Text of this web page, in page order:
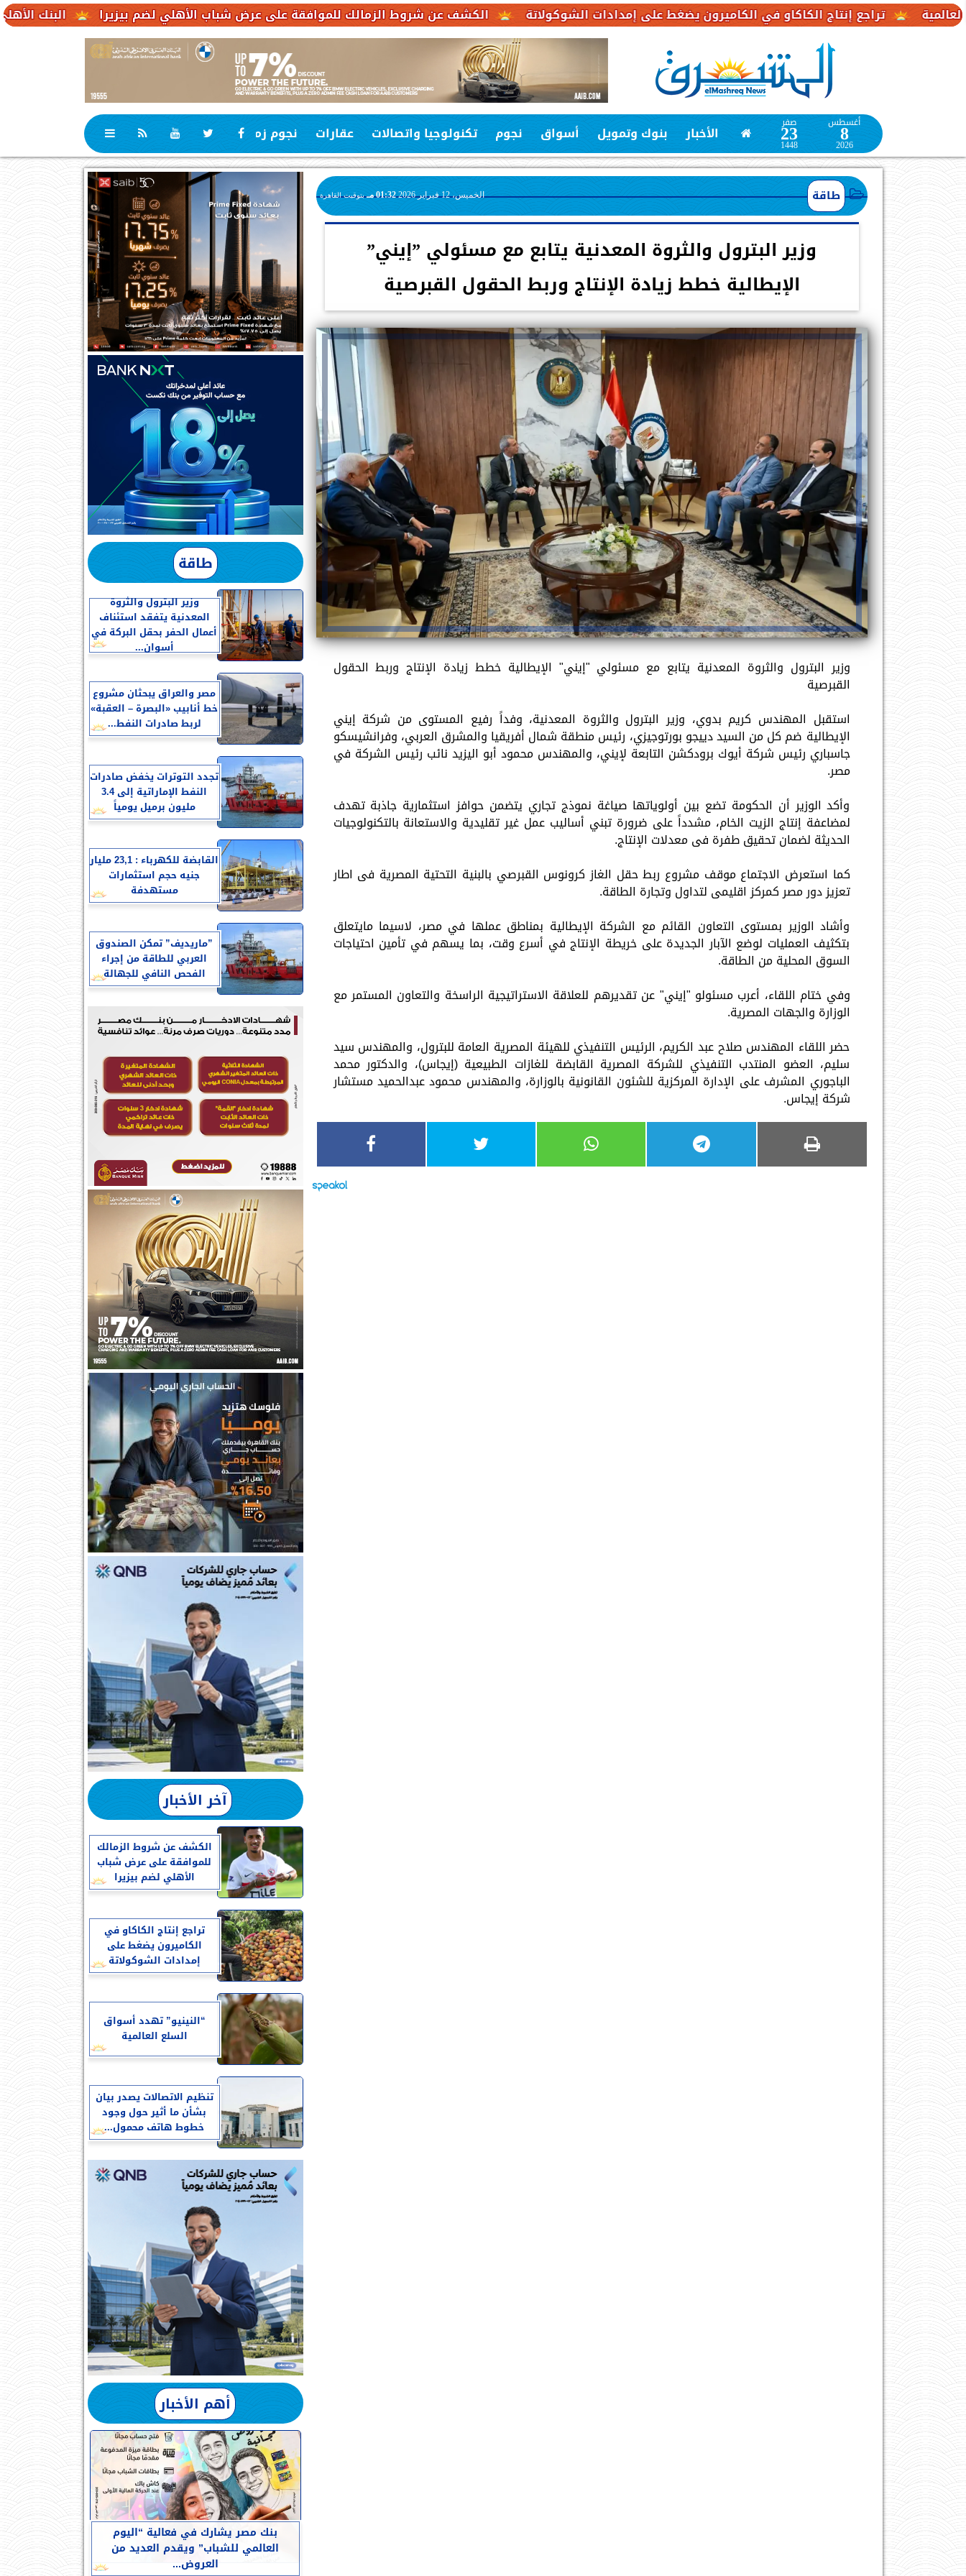
البنك الأهلي الكويتي – مصر يحقق صافي أرباح الكشف عن شروط الزمالك للموافقة على عرض شباب الأهلي لضم بيزيرا تراجع إنتاج الكاكاو في الكاميرون يضغط على إمدادات الشوكولاتة
أغسطس
8
2026
صفر
23
1448
الأخبار بنوك وتمويل أسواق نجوم تكنولوجيا واتصالات عقارات نجوم زمان رياضة
طاقة الخميس، 12 فبراير 2026 01:32 مـ بتوقيت القاهرة
وزير البترول والثروة المعدنية يتابع مع مسئولي ”إيني”
الإيطالية خطط زيادة الإنتاج وربط الحقول القبرصية
وزير البترول والثروة المعدنية يتابع مع مسئولي "إيني" الإيطالية خطط زيادة الإنتاج وربط الحقول
القبرصية
استقبل المهندس كريم بدوي، وزير البترول والثروة المعدنية، وفداً رفيع المستوى من شركة إيني
الإيطالية ضم كل من السيد دييجو بورتوجيزي، رئيس منطقة شمال أفريقيا والمشرق العربي، وفرانشيسكو
جاسباري رئيس شركة أيوك برودكشن التابعة لإيني، والمهندس محمود أبو اليزيد نائب رئيس الشركة في
مصر.
وأكد الوزير أن الحكومة تضع بين أولوياتها صياغة نموذج تجاري يتضمن حوافز استثمارية جاذبة تهدف
لمضاعفة إنتاج الزيت الخام، مشدداً على ضرورة تبني أساليب عمل غير تقليدية والاستعانة بالتكنولوجيات
الحديثة لضمان تحقيق طفرة فى معدلات الإنتاج.
كما استعرض الاجتماع موقف مشروع ربط حقل الغاز كرونوس القبرصي بالبنية التحتية المصرية فى اطار
تعزيز دور مصر كمركز اقليمى لتداول وتجارة الطاقة.
وأشاد الوزير بمستوى التعاون القائم مع الشركة الإيطالية بمناطق عملها في مصر، لاسيما مايتعلق
بتكثيف العمليات لوضع الآبار الجديدة على خريطة الإنتاج في أسرع وقت، بما يسهم في تأمين احتياجات
السوق المحلية من الطاقة.
وفي ختام اللقاء، أعرب مسئولو "إيني" عن تقديرهم للعلاقة الاستراتيجية الراسخة والتعاون المستمر مع
الوزارة والجهات المصرية.
حضر اللقاء المهندس صلاح عبد الكريم، الرئيس التنفيذي للهيئة المصرية العامة للبترول، والمهندس سيد
سليم، العضو المنتدب التنفيذي للشركة المصرية القابضة للغازات الطبيعية (إيجاس)، والدكتور محمد
الباجوري المشرف على الإدارة المركزية للشئون القانونية بالوزارة، والمهندس محمود عبدالحميد مستشار
شركة إيجاس.
طاقة
وزير البترول والثروة
المعدنية يتفقد استئناف
أعمال الحفر بحقل البركة في
أسوان...
مصر والعراق يبحثان مشروع
خط أنابيب «البصرة – العقبة»
لربط صادرات النفط...
تجدد التوترات يخفض صادرات
النفط الإماراتية إلى 3.4
مليون برميل يومياً
القابضة للكهرباء : 23,1 مليار
جنيه حجم استثمارات
مستهدفة
”ماريديف” تمكن الصندوق
العربي للطاقة من إجراء
الفحص النافي للجهالة
آخر الأخبار
الكشف عن شروط الزمالك
للموافقة على عرض شباب
الأهلي لضم بيزيرا
تراجع إنتاج الكاكاو في
الكاميرون يضغط على
إمدادات الشوكولاتة
“النينيو” تهدد أسواق
السلع العالمية
تنظيم الاتصالات يصدر بيان
بشأن ما أثير حول وجود
خطوط هاتف محمول...
أهم الأخبار
بنك مصر يشارك في فعالية “اليوم
العالمي للشباب” ويقدم العديد من
العروض...